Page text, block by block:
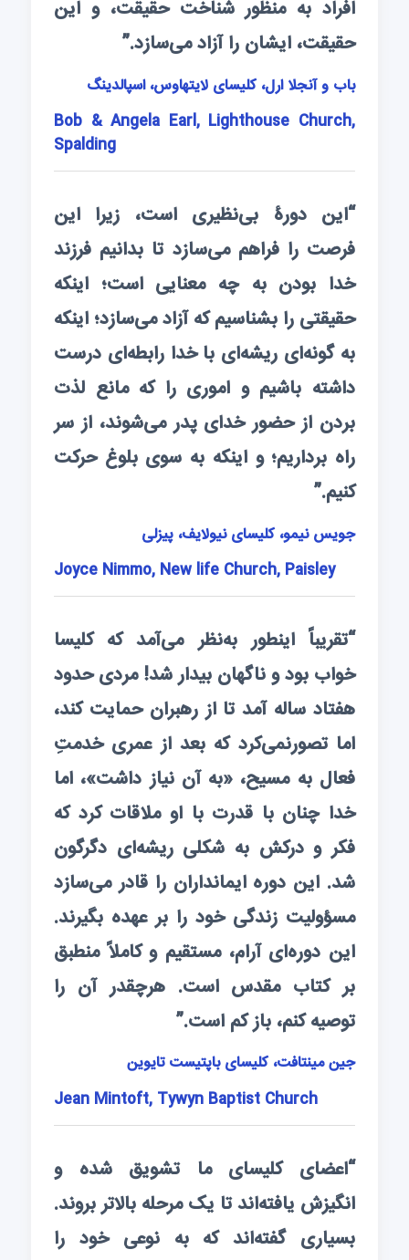
افراد به منظور شناخت حقیقت، و این
حقیقت، ایشان را آزاد می‌سازد.”
باب و آنجلا ارل، کلیسای لایتهاوس، اسپالدینگ
Bob & Angela Earl, Lighthouse Church,
Spalding
“این دورۀ بی‌نظیری است، زیرا این
فرصت را فراهم می‌سازد تا بدانیم فرزند
خدا بودن به چه معنایی است؛ اینکه
حقیقتی را بشناسیم که آزاد می‌سازد؛ اینکه
به‌ گونه‌ای ریشه‌ای با خدا رابطه‌ای درست
داشته باشیم و اموری را که مانع لذت
بردن از حضور خدای پدر می‌شوند، از سر
راه برداریم؛ و اینکه به سوی بلوغ حرکت
کنیم.”
جویس نیمو، کلیسای نیولایف، پیزلی
Joyce Nimmo, New life Church, Paisley
“تقریباً اینطور به‌نظر می‌آمد که کلیسا
خواب بود و ناگهان بیدار شد! مردی حدود
هفتاد ساله آمد تا از رهبران حمایت کند،
اما تصورنمی‌کرد که بعد از عمری خدمتِ
فعال به مسیح، «به آن نیاز داشت»، اما
خدا چنان با قدرت با او ملاقات کرد که
فکر و درکش به شکلی ریشه‌ای دگرگون
شد. این دوره ایمانداران را قادر می‌سازد
مسؤولیت زندگی خود را بر عهده بگیرند.
این دوره‌ای آرام، مستقیم و کاملاً منطبق
بر کتاب مقدس است. هرچقدر آن را
توصیه کنم، باز کم است.”
جین مینتافت، کلیسای باپتیست تایوین
Jean Mintoft, Tywyn Baptist Church
“اعضای کلیسای ما تشویق شده و
انگیزش یافته‌اند تا یک مرحله بالاتر بروند.
بسیاری گفته‌اند که به نوعی خود را